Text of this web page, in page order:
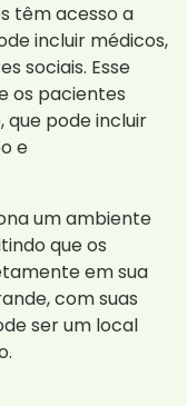
têm acesso a
incluir médicos,
sociais. Esse
os pacientes
pode incluir
e
um ambiente
que os
em sua
com suas
ser um local